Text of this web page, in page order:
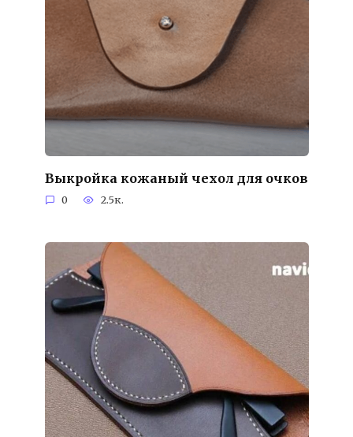
Выкройка кожаный чехол для очков
0 2.5к.